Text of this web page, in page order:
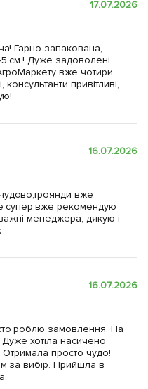
17.07.2026
Гарно запакована,
см.! Дуже задоволені
вже чотири
привітливі,
16.07.2026
вже
супер,вже рекомендую
менеджера, дякую і
16.07.2026
роблю замовлення. На
хотіла насичено
Отримала просто чудо!
за вибір. Прийшла в